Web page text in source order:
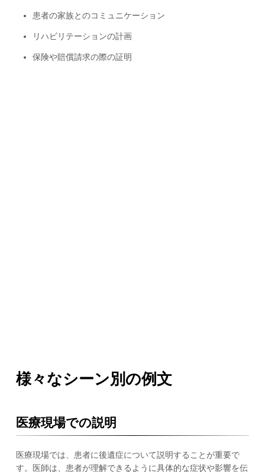
患者の家族とのコミュニケーション
リハビリテーションの計画
保険や賠償請求の際の証明
様々なシーン別の例文
医療現場での説明
医療現場では、患者に後遺症について説明することが重要で
す。医師は、患者が理解できるように具体的な症状や影響を伝